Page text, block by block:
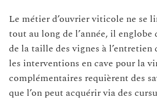
Le métier d’ouvrier viticole ne se
tout au long de l’année, il
de la taille des vignes à l’entretien
les interventions en cave pour la
complémentaires requièrent des
que l’on peut acquérir via des